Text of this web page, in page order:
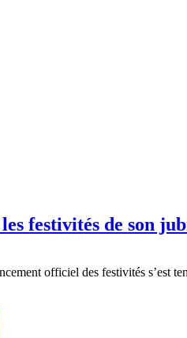
festivités de son
officiel des festivités s’est